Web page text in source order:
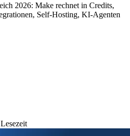
2026: Make rechnet in Credits,
Self-Hosting, KI-Agenten